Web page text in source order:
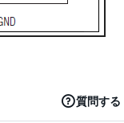
質問する